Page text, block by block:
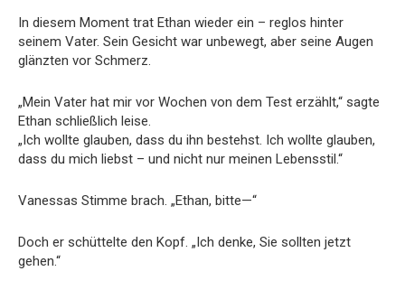
In diesem Moment trat Ethan wieder ein – reglos hinter
seinem Vater. Sein Gesicht war unbewegt, aber seine Augen
glänzten vor Schmerz.
„Mein Vater hat mir vor Wochen von dem Test erzählt,“ sagte
Ethan schließlich leise.
„Ich wollte glauben, dass du ihn bestehst. Ich wollte glauben,
dass du mich liebst – und nicht nur meinen Lebensstil.“
Vanessas Stimme brach. „Ethan, bitte—“
Doch er schüttelte den Kopf. „Ich denke, Sie sollten jetzt
gehen.“